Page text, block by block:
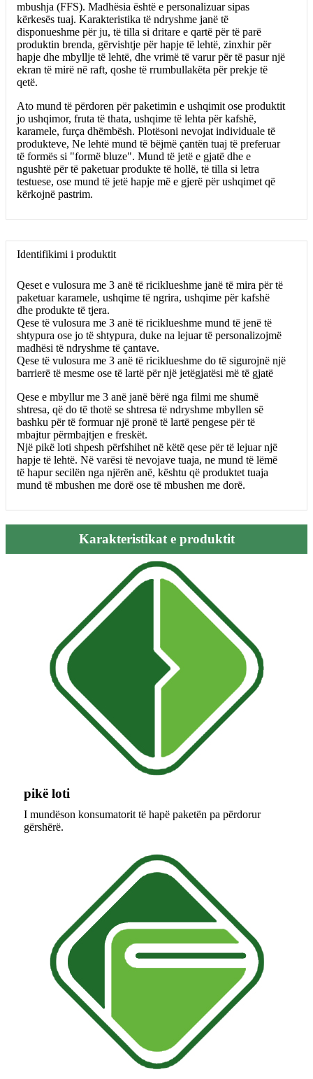
mbushja (FFS). Madhësia është e personalizuar sipas
kërkesës tuaj. Karakteristika të ndryshme janë të
disponueshme për ju, të tilla si dritare e qartë për të parë
produktin brenda, gërvishtje për hapje të lehtë, zinxhir për
hapje dhe mbyllje të lehtë, dhe vrimë të varur për të pasur një
ekran të mirë në raft, qoshe të rrumbullakëta për prekje të
qetë.
Ato mund të përdoren për paketimin e ushqimit ose produktit
jo ushqimor, fruta të thata, ushqime të lehta për kafshë,
karamele, furça dhëmbësh. Plotësoni nevojat individuale të
produkteve, Ne lehtë mund të bëjmë çantën tuaj të preferuar
të formës si "formë bluze". Mund të jetë e gjatë dhe e
ngushtë për të paketuar produkte të hollë, të tilla si letra
testuese, ose mund të jetë hapje më e gjerë për ushqimet që
kërkojnë pastrim.
Identifikimi i produktit
Qeset e vulosura me 3 anë të riciklueshme janë të mira për të
paketuar karamele, ushqime të ngrira, ushqime për kafshë
dhe produkte të tjera.
Qese të vulosura me 3 anë të riciklueshme mund të jenë të
shtypura ose jo të shtypura, duke na lejuar të personalizojmë
madhësi të ndryshme të çantave.
Qese të vulosura me 3 anë të riciklueshme do të sigurojnë një
barrierë të mesme ose të lartë për një jetëgjatësi më të gjatë
Qese e mbyllur me 3 anë janë bërë nga filmi me shumë
shtresa, që do të thotë se shtresa të ndryshme mbyllen së
bashku për të formuar një pronë të lartë pengese për të
mbajtur përmbajtjen e freskët.
Një pikë loti shpesh përfshihet në këtë qese për të lejuar një
hapje të lehtë. Në varësi të nevojave tuaja, ne mund të lëmë
të hapur secilën nga njërën anë, kështu që produktet tuaja
mund të mbushen me dorë ose të mbushen me dorë.
Karakteristikat e produktit
pikë loti
I mundëson konsumatorit të hapë paketën pa përdorur
gërshërë.